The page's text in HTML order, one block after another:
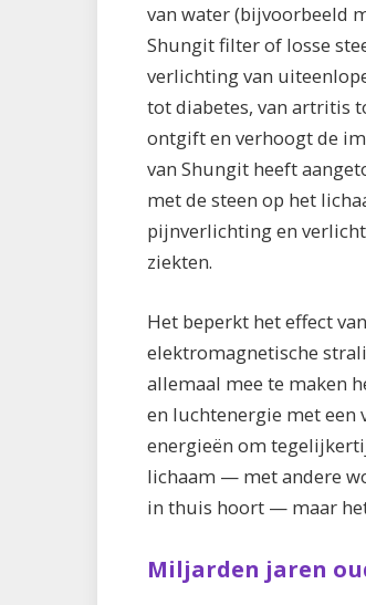
van water (bijvoorbeeld
Shungit filter of losse
verlichting van
tot diabetes, van artritis
ontgift en verhoogt de
van Shungit heeft
met de steen op het
pijnverlichting en
ziekten.
Het beperkt het effect
elektromagnetische
allemaal mee te maken
en luchtenergie met
energieën om
lichaam — met andere
in thuis hoort — maar
Miljarden jaren